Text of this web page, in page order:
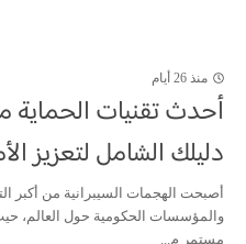
منذ 26 أيام
أحدث تقنيات
دليلك الشامل لتعزيز الأمن
أصبحت الهجمات السيبرانية من أكبر
والمؤسسات الحكومية حول العالم،
مستمر م...